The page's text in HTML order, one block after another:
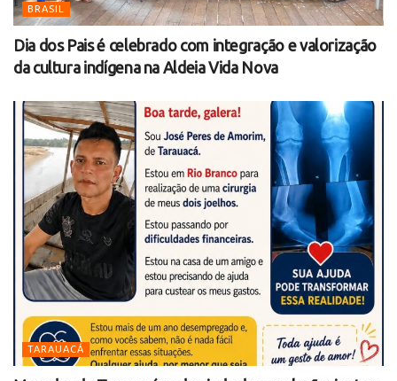
BRASIL
Dia dos Pais é celebrado com integração e valorização
da cultura indígena na Aldeia Vida Nova
TARAUACÁ